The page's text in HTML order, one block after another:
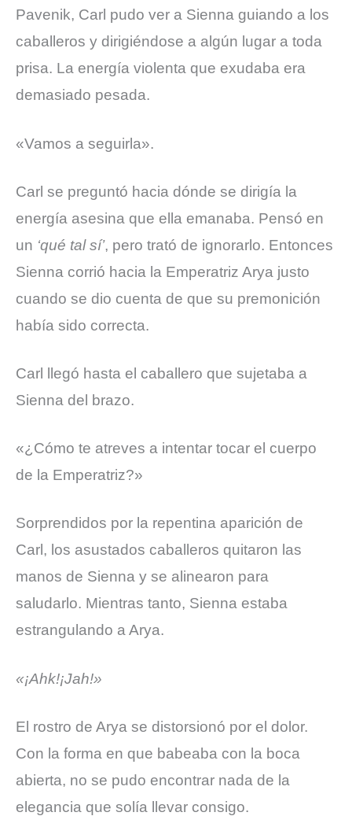
Pavenik, Carl pudo ver a Sienna guiando a los
caballeros y dirigiéndose a algún lugar a toda
prisa. La energía violenta que exudaba era
demasiado pesada.
«Vamos a seguirla».
Carl se preguntó hacia dónde se dirigía la
energía asesina que ella emanaba. Pensó en
un ‘qué tal sí’, pero trató de ignorarlo. Entonces
Sienna corrió hacia la Emperatriz Arya justo
cuando se dio cuenta de que su premonición
había sido correcta.
Carl llegó hasta el caballero que sujetaba a
Sienna del brazo.
«¿Cómo te atreves a intentar tocar el cuerpo
de la Emperatriz?»
Sorprendidos por la repentina aparición de
Carl, los asustados caballeros quitaron las
manos de Sienna y se alinearon para
saludarlo. Mientras tanto, Sienna estaba
estrangulando a Arya.
«¡Ahk!¡Jah!»
El rostro de Arya se distorsionó por el dolor.
Con la forma en que babeaba con la boca
abierta, no se pudo encontrar nada de la
elegancia que solía llevar consigo.